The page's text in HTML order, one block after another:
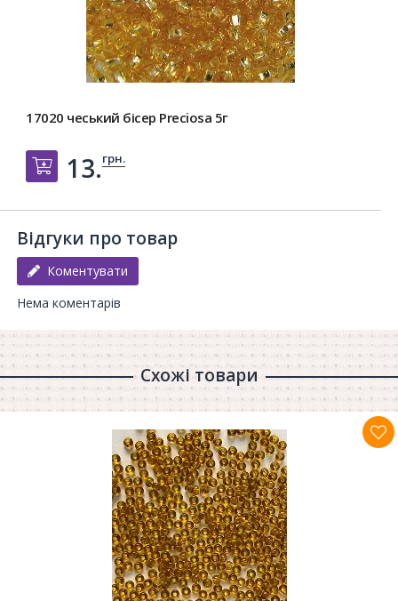
17020 чеський бісер Preciosa 5г
Добавить в корзину
13.грн.
Відгуки про товар
Коментувати
Нема коментарів
Схожі товари